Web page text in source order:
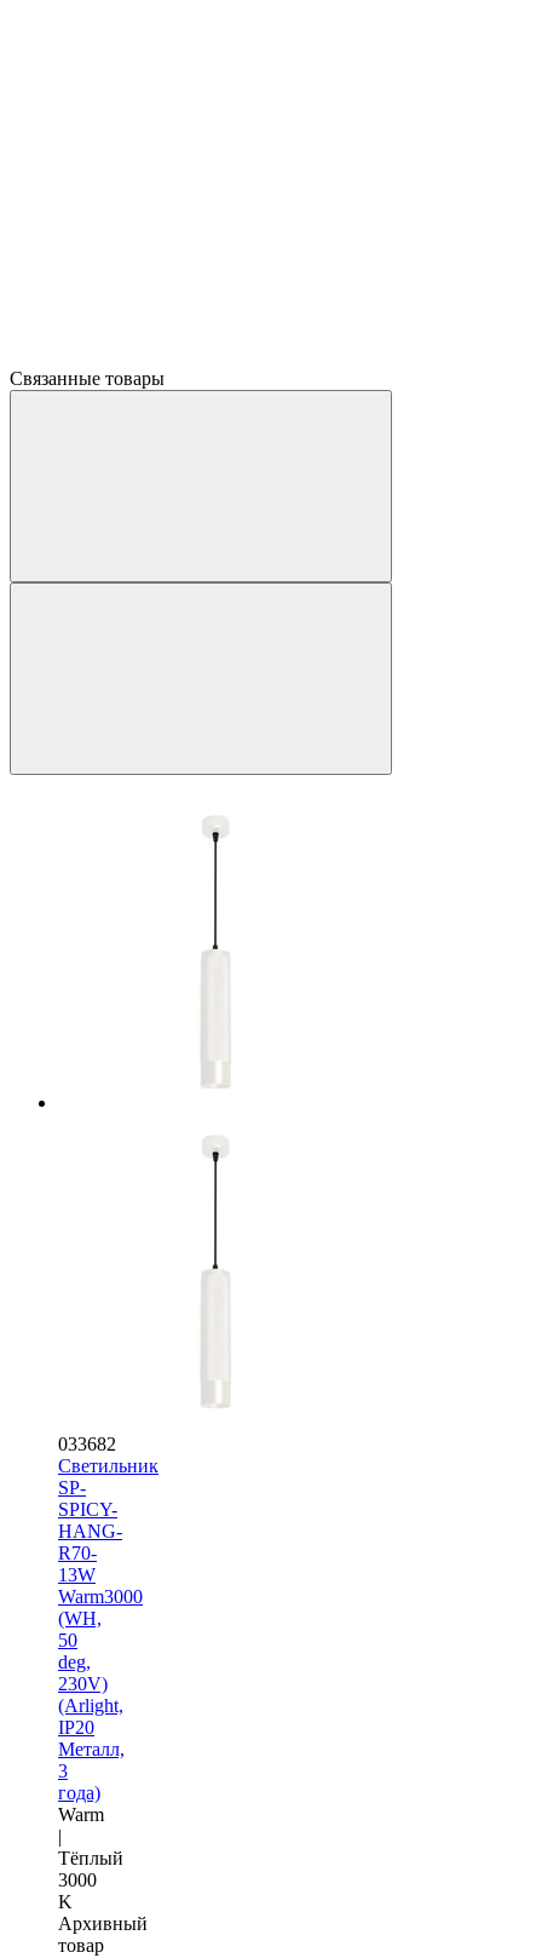
Связанные товары
033682
Светильник
SP-
SPICY-
HANG-
R70-
13W
Warm3000
(WH,
50
deg,
230V)
(Arlight,
IP20
Металл,
3
года)
Warm
|
Тёплый
3000
K
Архивный
товар